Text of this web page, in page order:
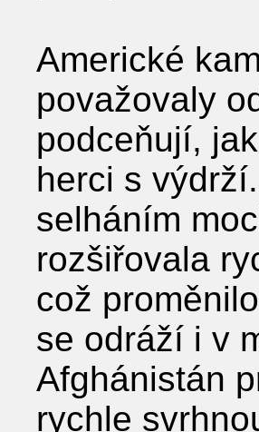
Americké
považovaly
podceňují,
herci s
selháním
rozšiřovala
což
se odráží i v
Afghánistán
rychle